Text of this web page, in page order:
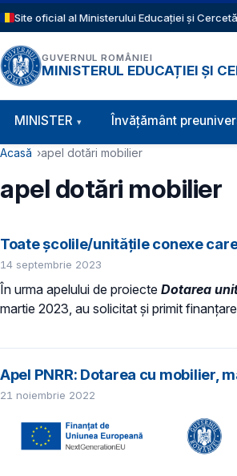
Sari la conținutul principal
Site oficial al Ministerului Educației și
GUVERNUL ROMÂNIEI
MINISTERUL EDUCAȚIEI ȘI
Navigație principală
MINISTER Învăţământ
Cale de navigare
Acasă apel dotări mobilier
apel dotări mobilier
Toate școlile/unitățile conexe
14 septembrie 2023
În urma apelului de proiecte Dotarea
martie 2023, au solicitat și primit finanțare
Apel PNRR: Dotarea cu mobilier,
21 noiembrie 2022